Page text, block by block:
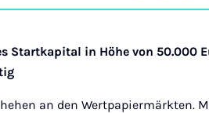
auf auf auf
Startkapital in Höhe von 50.000
an den Wertpapiermärkten.